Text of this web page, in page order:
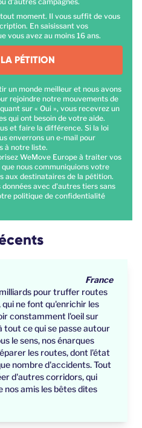
moment. Il vous suffit de vous
En saisissant vos
vous avez au moins 16 ans.
PÉTITION
un monde meilleur et nous avons
rejoindre notre mouvements de
sur « Oui », vous recevrez un
qui ont besoin de votre aide.
et faire la différence. Si la loi
enverrons un e-mail pour
à notre liste.
WeMove Europe à traiter vos
nous communiquions votre
aux destinataires de la pétition.
avec d'autres tiers sans
politique de confidentialité
France
pour truffer routes
ne font qu'enrichir les
constamment l'oeil sur
ce qui se passe autour
le sens, nos énarques
les routes, dont l'état
nombre d'accidents. Tout
d'autres corridors, qui
amis les bêtes dites